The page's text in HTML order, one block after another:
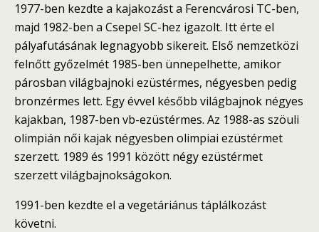
1977-ben kezdte a kajakozást a Ferencvárosi TC-ben,
majd 1982-ben a Csepel SC-hez igazolt. Itt érte el
pályafutásának legnagyobb sikereit. Első nemzetközi
felnőtt győzelmét 1985-ben ünnepelhette, amikor
párosban világbajnoki ezüstérmes, négyesben pedig
bronzérmes lett. Egy évvel később világbajnok négyes
kajakban, 1987-ben vb-ezüstérmes. Az 1988-as szöuli
olimpián női kajak négyesben olimpiai ezüstérmet
szerzett. 1989 és 1991 között négy ezüstérmet
szerzett világbajnokságokon.
1991-ben kezdte el a vegetáriánus táplálkozást
követni.